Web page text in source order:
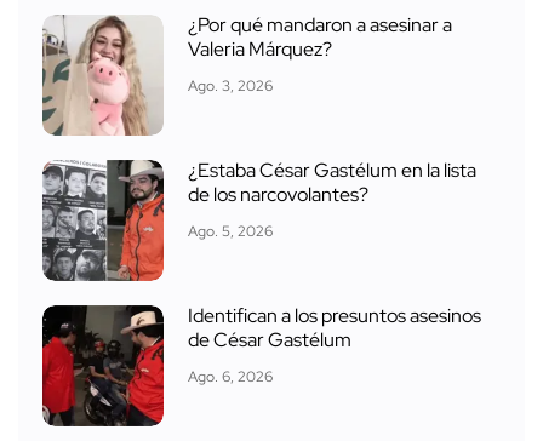
¿Por qué mandaron a asesinar a
Valeria Márquez?
Ago. 3, 2026
¿Estaba César Gastélum en la lista
de los narcovolantes?
Ago. 5, 2026
Identifican a los presuntos asesinos
de César Gastélum
Ago. 6, 2026